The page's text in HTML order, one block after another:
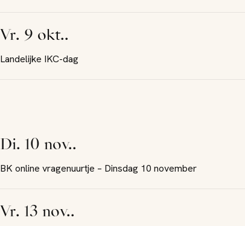
vr. 9 okt..
Landelijke IKC-dag
di. 10 nov..
BK online vragenuurtje – Dinsdag 10 november
vr. 13 nov..